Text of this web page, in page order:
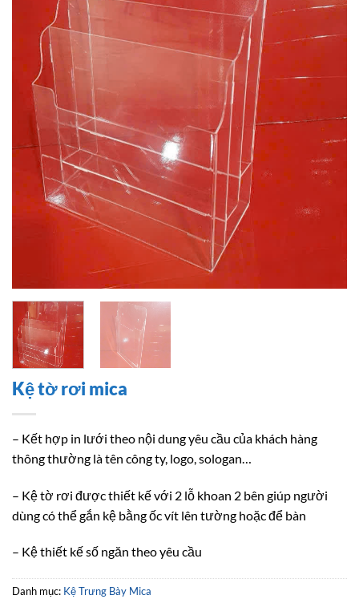
Kệ tờ rơi mica
– Kết hợp in lưới theo nội dung yêu cầu của khách hàng
thông thường là tên công ty, logo, sologan…
– Kệ tờ rơi được thiết kế với 2 lỗ khoan 2 bên giúp người
dùng có thể gắn kệ bằng ốc vít lên tường hoặc để bàn
– Kệ thiết kế số ngăn theo yêu cầu
Danh mục: Kệ Trưng Bày Mica